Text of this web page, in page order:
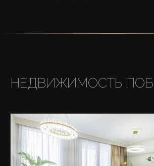
НЕДВИЖИМОСТЬ